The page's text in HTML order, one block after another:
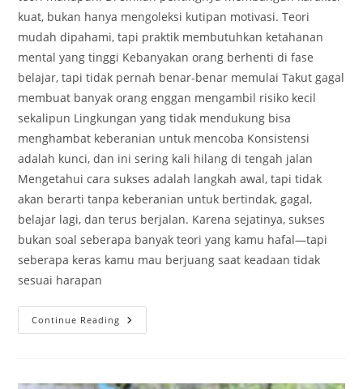
kuat, bukan hanya mengoleksi kutipan motivasi. Teori
mudah dipahami, tapi praktik membutuhkan ketahanan
mental yang tinggi Kebanyakan orang berhenti di fase
belajar, tapi tidak pernah benar-benar memulai Takut gagal
membuat banyak orang enggan mengambil risiko kecil
sekalipun Lingkungan yang tidak mendukung bisa
menghambat keberanian untuk mencoba Konsistensi
adalah kunci, dan ini sering kali hilang di tengah jalan
Mengetahui cara sukses adalah langkah awal, tapi tidak
akan berarti tanpa keberanian untuk bertindak, gagal,
belajar lagi, dan terus berjalan. Karena sejatinya, sukses
bukan soal seberapa banyak teori yang kamu hafal—tapi
seberapa keras kamu mau berjuang saat keadaan tidak
sesuai harapan
Continue Reading Kenapa
Banyak